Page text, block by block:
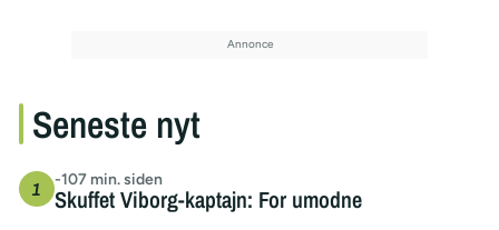
Seneste nyt
-107 min. siden
Skuffet Viborg-kaptajn: For umodne